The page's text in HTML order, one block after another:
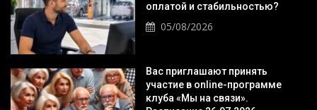
оплатой и стабильностью?
05/08/2026
Вас приглашают принять
участие в online-программе
клуба «Мы на связи».